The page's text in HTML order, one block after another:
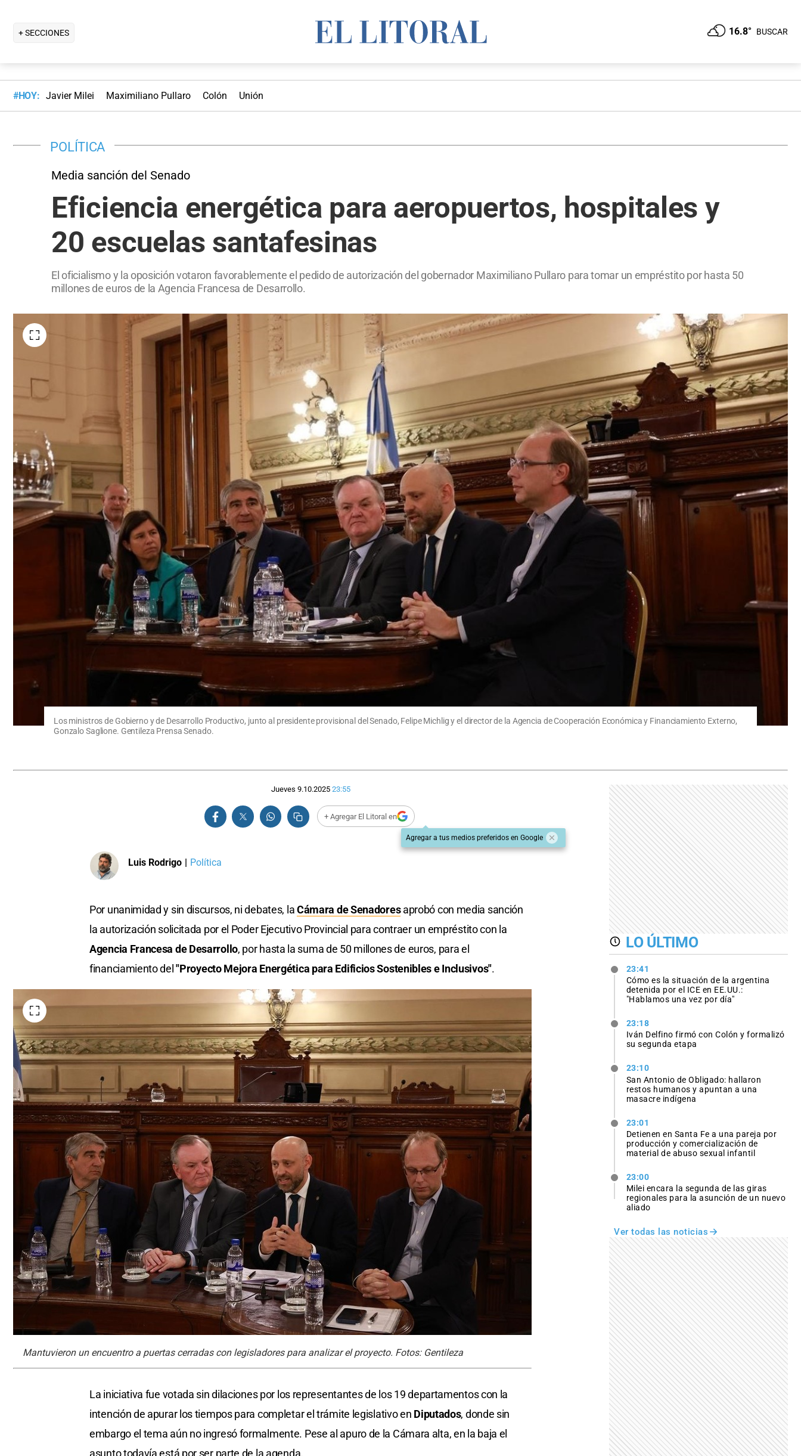
+ SECCIONES 16.8° BUSCAR
#HOY: Javier Milei Maximiliano Pullaro Colón Unión
POLÍTICA
Media sanción del Senado
Eficiencia energética para aeropuertos, hospitales y
20 escuelas santafesinas
El oficialismo y la oposición votaron favorablemente el pedido de autorización del gobernador Maximiliano Pullaro para tomar un empréstito por hasta 50
millones de euros de la Agencia Francesa de Desarrollo.
Los ministros de Gobierno y de Desarrollo Productivo, junto al presidente provisional del Senado, Felipe Michlig y el director de la Agencia de Cooperación Económica y Financiamiento Externo,
Gonzalo Saglione. Gentileza Prensa Senado.
Jueves 9.10.2025 23:55
+ Agregar El Litoral en
Agregar a tus medios preferidos en Google
Luis Rodrigo | Política
Por unanimidad y sin discursos, ni debates, laCámara de Senadoresaprobó con media sanción
la autorización solicitada por el Poder Ejecutivo Provincial para contraer un empréstito con la
Agencia Francesa de Desarrollo, por hasta la suma de 50 millones de euros, para el
financiamiento del "Proyecto Mejora Energética para Edificios Sostenibles e Inclusivos".
Mantuvieron un encuentro a puertas cerradas con legisladores para analizar el proyecto. Fotos: Gentileza
La iniciativa fue votada sin dilaciones por los representantes de los 19 departamentos con la
intención de apurar los tiempos para completar el trámite legislativo en Diputados, donde sin
embargo el tema aún no ingresó formalmente. Pese al apuro de la Cámara alta, en la baja el
asunto todavía está por ser parte de la agenda.
LO ÚLTIMO
23:41
Cómo es la situación de la argentina
detenida por el ICE en EE.UU.:
"Hablamos una vez por día"
23:18
Iván Delfino firmó con Colón y formalizó
su segunda etapa
23:10
San Antonio de Obligado: hallaron
restos humanos y apuntan a una
masacre indígena
23:01
Detienen en Santa Fe a una pareja por
producción y comercialización de
material de abuso sexual infantil
23:00
Milei encara la segunda de las giras
regionales para la asunción de un nuevo
aliado
Ver todas las noticias